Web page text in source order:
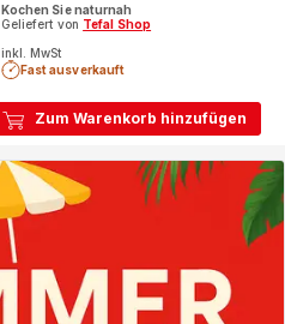
Zum Warenkorb hinzufügen
Kochen Sie naturnah
Geliefert von Tefal Shop
inkl. MwSt
Fast ausverkauft